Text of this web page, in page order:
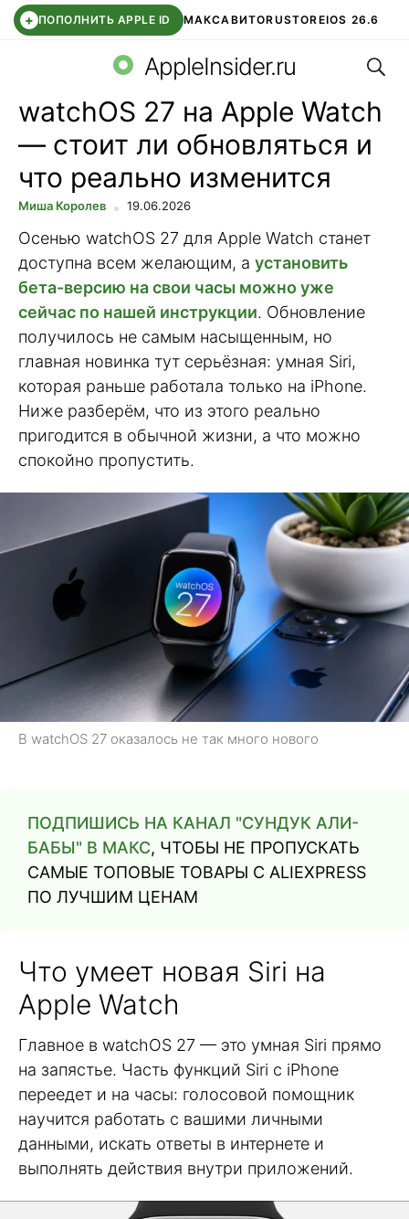
+ ПОПОЛНИТЬ APPLE ID МАКСАВИТОRUSTOREIOS 26.6
СБЕР КИДС ВТБ ОНЛАЙН ЧАТ В ROBLOX
AppleInsider.ru
watchOS 27 на Apple Watch
— стоит ли обновляться и
что реально изменится
Миша Королев 19.06.2026
Осенью watchOS 27 для Apple Watch станет
доступна всем желающим, а установить
бета-версию на свои часы можно уже
сейчас по нашей инструкции. Обновление
получилось не самым насыщенным, но
главная новинка тут серьёзная: умная Siri,
которая раньше работала только на iPhone.
Ниже разберём, что из этого реально
пригодится в обычной жизни, а что можно
спокойно пропустить.
В watchOS 27 оказалось не так много нового
ПОДПИШИСЬ НА КАНАЛ "СУНДУК АЛИ-
БАБЫ" В МАКС, ЧТОБЫ НЕ ПРОПУСКАТЬ
САМЫЕ ТОПОВЫЕ ТОВАРЫ С ALIEXPRESS
ПО ЛУЧШИМ ЦЕНАМ
Что умеет новая Siri на
Apple Watch
Главное в watchOS 27 — это умная Siri прямо
на запястье. Часть функций Siri с iPhone
переедет и на часы: голосовой помощник
научится работать с вашими личными
данными, искать ответы в интернете и
выполнять действия внутри приложений.